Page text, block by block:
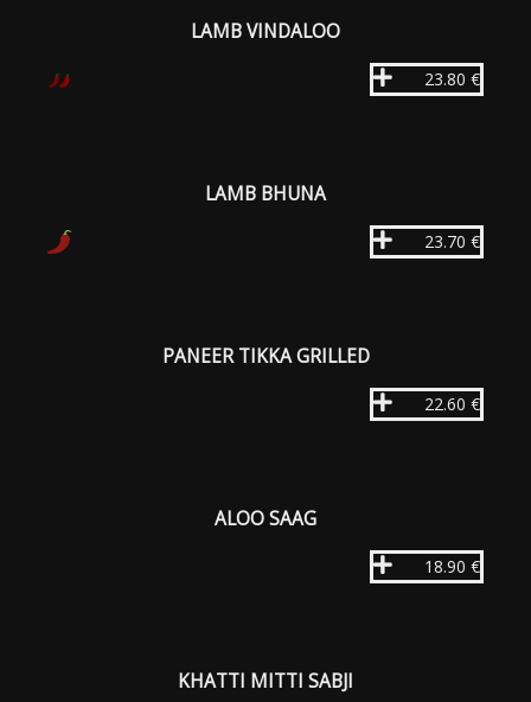
LAMB VINDALOO
23.80 €
LAMB BHUNA
23.70 €
PANEER TIKKA GRILLED
22.60 €
ALOO SAAG
18.90 €
KHATTI MITTI SABJI